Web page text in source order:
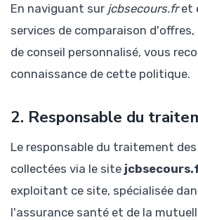
En naviguant sur jcbsecours.fret
services de comparaison
de conseil personnalisé, vous
connaissance de cette politique.
2. Responsable du
Le responsable du traitement
collectées via le site
exploitant ce site, spécialisée
l'assurance santé et de la